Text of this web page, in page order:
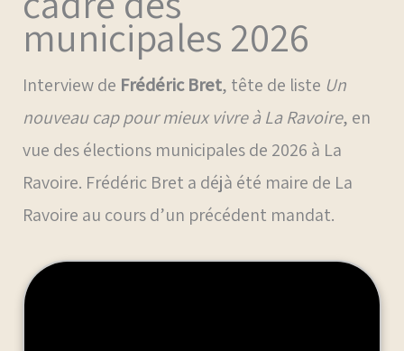
municipales 2026
Interview de Frédéric Bret, tête de liste Un
nouveau cap pour mieux vivre à La Ravoire, en
vue des élections municipales de 2026 à La
Ravoire. Frédéric Bret a déjà été maire de La
Ravoire au cours d’un précédent mandat.